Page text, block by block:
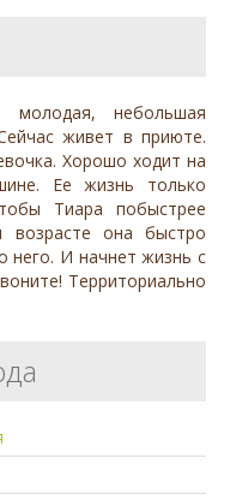
молодая, небольшая
живет в приюте.
Хорошо ходит на
Ее жизнь только
Тиара побыстрее
она быстро
него. И начнет жизнь с
Территориально